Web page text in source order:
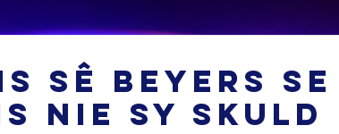
sê Beyers se
nie sy skuld